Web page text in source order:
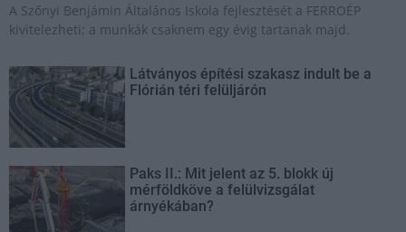
A Szőnyi Benjámin Általános Iskola fejlesztését a FERROÉP
kivitelezheti; a munkák csaknem egy évig tartanak majd.
Látványos építési szakasz indult be a
Flórián téri felüljárón
Paks II.: Mit jelent az 5. blokk új
mérföldköve a felülvizsgálat
árnyékában?